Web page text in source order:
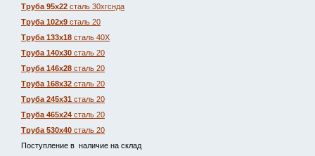
Труба 95х22 сталь 30хгснда
Труба 102х9 сталь 20
Труба 133х18 сталь 40Х
Труба 140х30 сталь 20
Труба 146х28 сталь 20
Труба 168х32 сталь 20
Труба 245х31 сталь 20
Труба 465х24 сталь 20
Труба 530х40 сталь 20
Поступление в наличие на склад